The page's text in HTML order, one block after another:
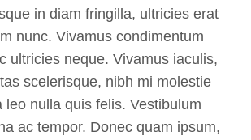
in diam fringilla, ultricies erat
nunc. Vivamus condimentum
ultricies neque. Vivamus iaculis,
scelerisque, nibh mi molestie
leo nulla quis felis. Vestibulum
ac tempor. Donec quam ipsum,